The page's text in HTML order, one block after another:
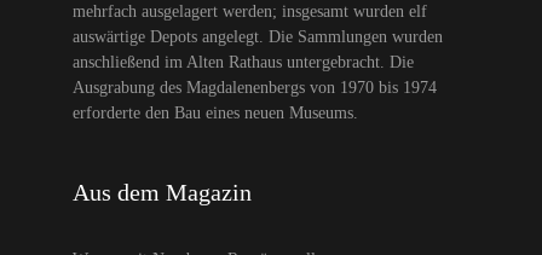
mehrfach ausgelagert werden; insgesamt wurden elf
auswärtige Depots angelegt. Die Sammlungen wurden
anschließend im Alten Rathaus untergebracht. Die
Ausgrabung des Magdalenenbergs von 1970 bis 1974
erforderte den Bau eines neuen Museums.
Aus dem Magazin